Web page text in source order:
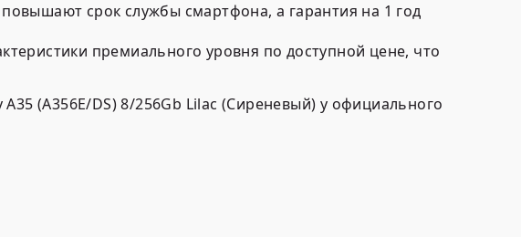
срок службы смартфона, а гарантия на 1 год
премиального уровня по доступной цене, что
(A356E/DS) 8/256Gb Lilac (Сиреневый) у официального